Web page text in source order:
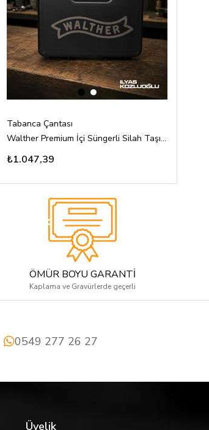
Tabanca Çantası
Walther Premium İçi Süngerli Silah Taşıma Çantası
₺1.047,39
ÖMÜR BOYU GARANTİ
Kaplama ve Gravürlerde geçerli
0549 277 26 27
Üyelik